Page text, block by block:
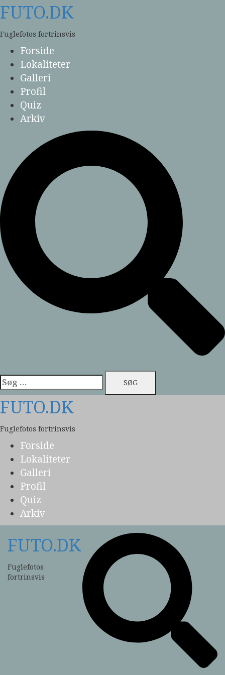
Skip
to
content
FUTO.DK
Fuglefotos fortrinsvis
Forside
Lokaliteter
Galleri
Profil
Quiz
Arkiv
Søg
efter:
FUTO.DK
Fuglefotos fortrinsvis
Forside
Lokaliteter
Galleri
Profil
Quiz
Arkiv
FUTO.DK
Fuglefotos
fortrinsvis